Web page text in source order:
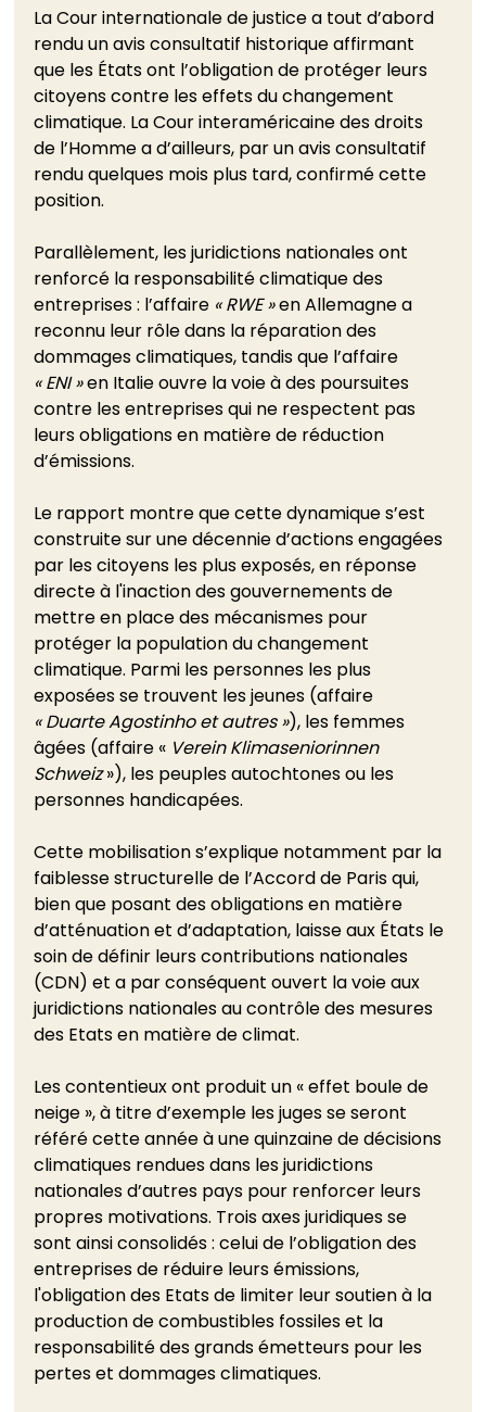
La Cour internationale de justice a tout d’abord
rendu un avis consultatif historique affirmant
que les États ont l’obligation de protéger leurs
citoyens contre les effets du changement
climatique. La Cour interaméricaine des droits
de l’Homme a d’ailleurs, par un avis consultatif
rendu quelques mois plus tard, confirmé cette
position.
Parallèlement, les juridictions nationales ont
renforcé la responsabilité climatique des
entreprises : l’affaire « RWE » en Allemagne a
reconnu leur rôle dans la réparation des
dommages climatiques, tandis que l’affaire
« ENI » en Italie ouvre la voie à des poursuites
contre les entreprises qui ne respectent pas
leurs obligations en matière de réduction
d’émissions.
Le rapport montre que cette dynamique s’est
construite sur une décennie d’actions engagées
par les citoyens les plus exposés, en réponse
directe à l'inaction des gouvernements de
mettre en place des mécanismes pour
protéger la population du changement
climatique. Parmi les personnes les plus
exposées se trouvent les jeunes (affaire
« Duarte Agostinho et autres »), les femmes
âgées (affaire « Verein Klimaseniorinnen
Schweiz »), les peuples autochtones ou les
personnes handicapées.
Cette mobilisation s’explique notamment par la
faiblesse structurelle de l’Accord de Paris qui,
bien que posant des obligations en matière
d’atténuation et d’adaptation, laisse aux États le
soin de définir leurs contributions nationales
(CDN) et a par conséquent ouvert la voie aux
juridictions nationales au contrôle des mesures
des Etats en matière de climat.
Les contentieux ont produit un « effet boule de
neige », à titre d’exemple les juges se seront
référé cette année à une quinzaine de décisions
climatiques rendues dans les juridictions
nationales d’autres pays pour renforcer leurs
propres motivations. Trois axes juridiques se
sont ainsi consolidés : celui de l’obligation des
entreprises de réduire leurs émissions,
l'obligation des Etats de limiter leur soutien à la
production de combustibles fossiles et la
responsabilité des grands émetteurs pour les
pertes et dommages climatiques.